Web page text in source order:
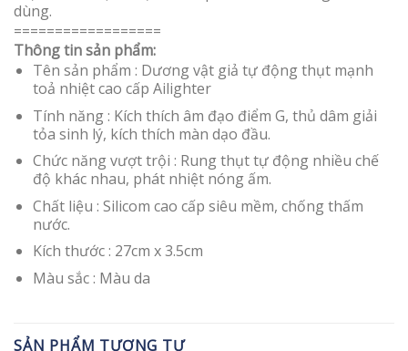
dùng.
==================
Thông tin sản phẩm:
Tên sản phẩm : Dương vật giả tự động thụt mạnh
toả nhiệt cao cấp Ailighter
Tính năng : Kích thích âm đạo điểm G, thủ dâm giải
tỏa sinh lý, kích thích màn dạo đầu.
Chức năng vượt trội : Rung thụt tự động nhiều chế
độ khác nhau, phát nhiệt nóng ấm.
Chất liệu : Silicom cao cấp siêu mềm, chống thấm
nước.
Kích thước : 27cm x 3.5cm
Màu sắc : Màu da
SẢN PHẨM TƯƠNG TỰ